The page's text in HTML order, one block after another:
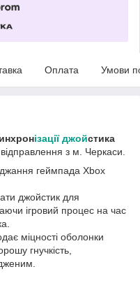
Оплата Умови
ізації джойстика
, відправлення з м. Черкаси.
геймпада Xbox
джойстик для
ігровий процес на час
міцності оболонки
гнучкість,